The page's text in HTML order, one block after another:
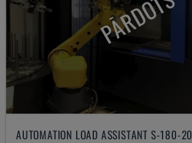
PĀRDOTS
AUTOMATION LOAD ASSISTANT S-180-20